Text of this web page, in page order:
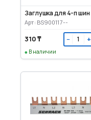
Заглушка для 4-п шин
Арт: BS900117--
310 ₸ − +
В наличии